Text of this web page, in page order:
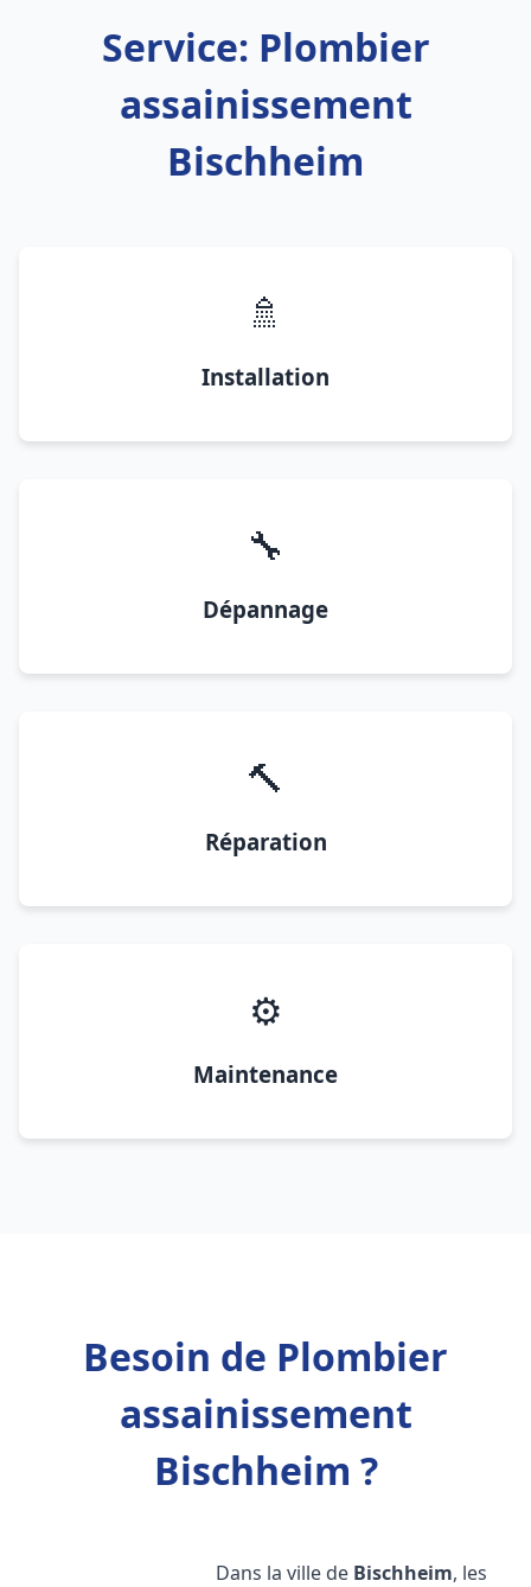
Service: Plombier
assainissement
Bischheim
🚿
Installation
🔧
Dépannage
🔨
Réparation
⚙️
Maintenance
Besoin de Plombier
assainissement
Bischheim ?
Dans la ville de Bischheim, les